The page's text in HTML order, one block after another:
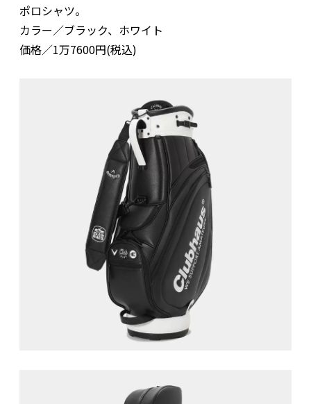
ポロシャツ。
カラー／ブラック、ホワイト
価格／1万7600円(税込)